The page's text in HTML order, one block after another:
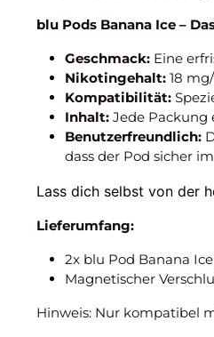
blu Pods Banana Ice –
Geschmack: Eine
Nikotingehalt: 18
Kompatibilität:
Inhalt: Jede Packung
Benutzerfreundlich:
dass der Pod sicher
Lass dich selbst von der
Lieferumfang:
2x blu Pod Banana
Magnetischer
Hinweis: Nur kompatibel